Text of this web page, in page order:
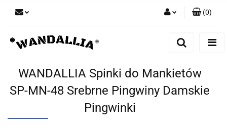
Dodaj zgłoszenie
(0)
WANDALLIA Spinki do Mankietów
SP-MN-48 Srebrne Pingwiny Damskie
Pingwinki